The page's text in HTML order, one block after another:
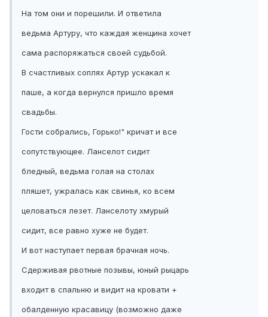
На том они и порешили. И ответила
ведьма Артуру, что каждая женщина хочет
сама распоряжаться своей судьбой.
В счастливых соплях Артур ускакал к
паше, а когда вернулся пришло время
свадьбы.
Гости собрались, Горько!" кричат и все
сопутствующее. Ланселот сидит
бледный, ведьма голая на столах
пляшет, ужралась как свинья, ко всем
целоваться лезет. Ланселоту хмурый
сидит, все равно хуже не будет.
И вот наступает первая брачная ночь.
Сдерживая рвотные позывы, юный рыцарь
входит в спальню и видит на кровати +
обалденную красавицу (возможно даже